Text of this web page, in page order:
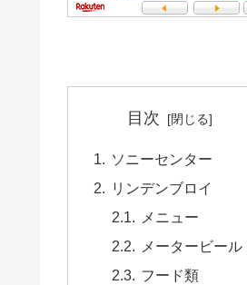
目次
ソニーセンター
リンデンブロイ
メニュー
メータービール
フード類